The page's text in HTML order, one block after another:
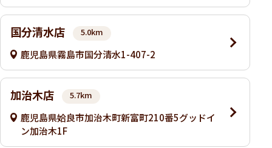
国分清水店 5.0km
鹿児島県霧島市国分清水1-407-2
加治木店 5.7km
鹿児島県姶良市加治木町新富町210番5グッドイ
ン加治木1F